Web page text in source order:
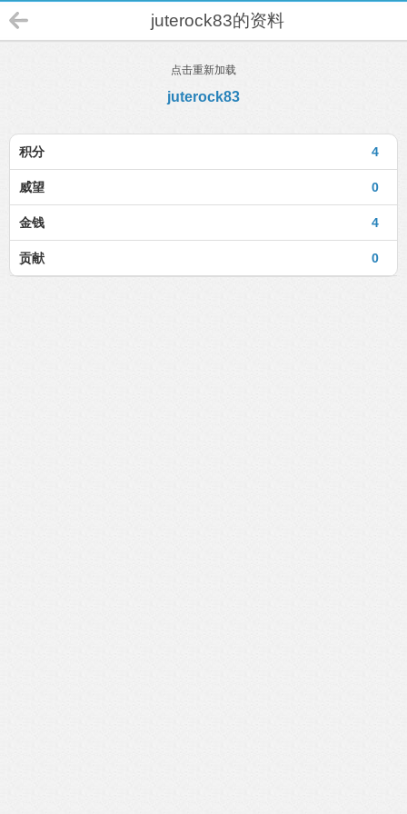
juterock83的资料
点击重新加载
juterock83
4
积分
0
威望
4
金钱
0
贡献